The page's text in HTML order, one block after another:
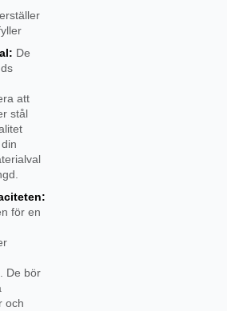
De
att
stål
för en
De bör
och